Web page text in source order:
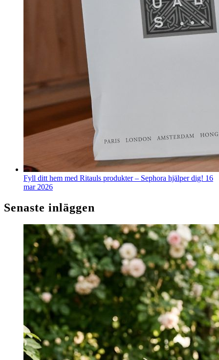
Fyll ditt hem med Ritauls produkter – Sephora hjälper dig! 16
mar 2026
Senaste inläggen